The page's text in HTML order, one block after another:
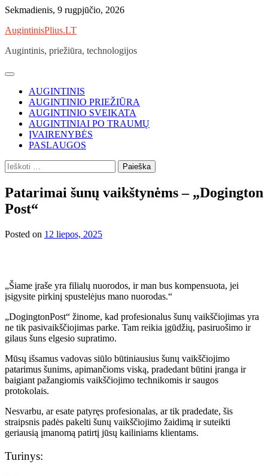
Skip
content
Sekmadienis, 9 rugpjūčio, 2026
AugintinisPlius.LT
Augintinis, priežiūra, technologijos
AUGINTINIS
AUGINTINIO PRIEŽIŪRA
AUGINTINIO SVEIKATA
AUGINTINIAI PO TRAUMŲ
ĮVAIRENYBĖS
PASLAUGOS
Ieškoti:
Patarimai šunų vaikštynėms – „Dogington
Post“
Posted on 12 liepos, 2025
„Šiame įraše yra filialų nuorodos, ir man bus kompensuota, jei
įsigysite pirkinį spustelėjus mano nuorodas.“
„DogingtonPost“ žinome, kad profesionalus šunų vaikščiojimas yra
ne tik pasivaikščiojimas parke. Tam reikia įgūdžių, pasiruošimo ir
gilaus šuns elgesio supratimo.
Mūsų išsamus vadovas siūlo būtiniausius šunų vaikščiojimo
patarimus šunims, apimančioms viską, pradedant būtini įranga ir
baigiant pažangiomis vaikščiojimo technikomis ir saugos
protokolais.
Nesvarbu, ar esate patyręs profesionalas, ar tik pradedate, šis
straipsnis padės pakelti šunų vaikščiojimo žaidimą ir suteikti
geriausią įmanomą patirtį jūsų kailiniams klientams.
Turinys: